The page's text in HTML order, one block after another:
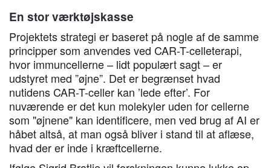
En stor værktøjskasse
Projektets strategi er baseret på nogle af de samme
principper som anvendes ved CAR-T-celleterapi,
hvor immuncellerne – lidt populært sagt – er
udstyret med ”øjne”. Det er begrænset hvad
nutidens CAR-T-celler kan ’lede efter’. For
nuværende er det kun molekyler uden for cellerne
som "øjnene" kan identificere, men ved brug af AI er
håbet altså, at man også bliver i stand til at aflæse,
hvad der er inde i kræftcellerne.